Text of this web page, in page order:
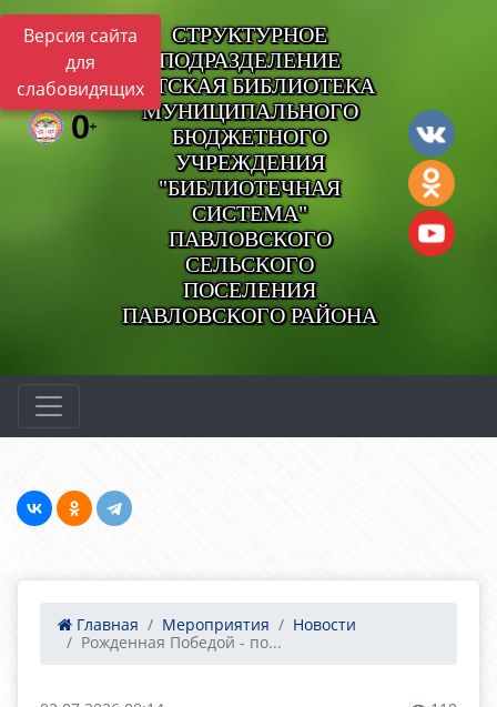
Версия сайта
для
слабовидящих
СТРУКТУРНОЕ
ПОДРАЗДЕЛЕНИЕ
ДЕТСКАЯ БИБЛИОТЕКА
МУНИЦИПАЛЬНОГО
БЮДЖЕТНОГО
УЧРЕЖДЕНИЯ
"БИБЛИОТЕЧНАЯ
СИСТЕМА"
ПАВЛОВСКОГО
СЕЛЬСКОГО
ПОСЕЛЕНИЯ
ПАВЛОВСКОГО РАЙОНА
Главная Мероприятия
Новости
Рожденная Победой - по...